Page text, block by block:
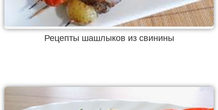
Рецепты шашлыков из свинины